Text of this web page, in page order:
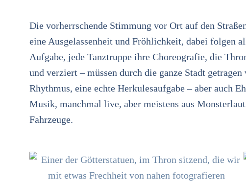
Die vorherrschende Stimmung vor Ort auf den
eine Ausgelassenheit und Fröhlichkeit, dabei folgen
Aufgabe, jede Tanztruppe ihre Choreografie, die
und verziert – müssen durch die ganze Stadt
Rhythmus, eine echte Herkulesaufgabe – aber auch
Musik, manchmal live, aber meistens aus
Fahrzeuge.